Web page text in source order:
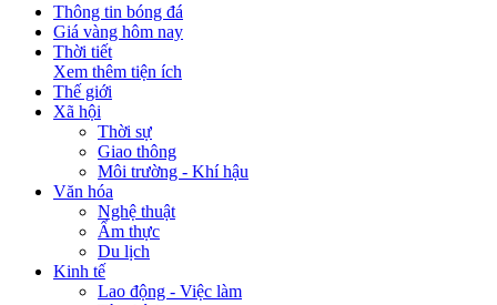
Thông tin bóng đá
Giá vàng hôm nay
Thời tiết
Xem thêm tiện ích
Thế giới
Xã hội
Thời sự
Giao thông
Môi trường - Khí hậu
Văn hóa
Nghệ thuật
Ẩm thực
Du lịch
Kinh tế
Lao động - Việc làm